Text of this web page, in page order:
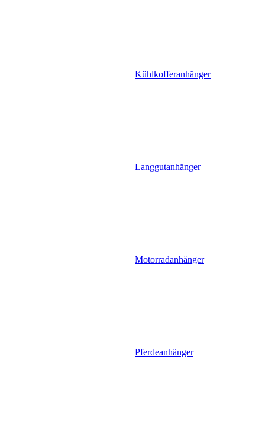
Kühlkofferanhänger
Langgutanhänger
Motorradanhänger
Pferdeanhänger